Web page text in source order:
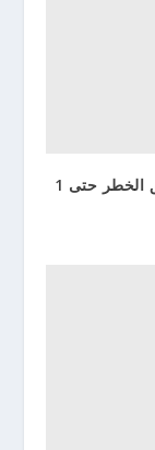
هولندا تمدد حظر الرحلات الجوية من مناطق الخطر حتى 1